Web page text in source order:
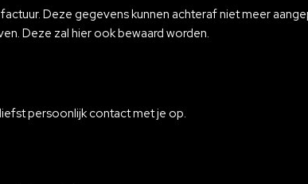
Deze gegevens kunnen achteraf niet meer
Deze zal hier ook bewaard worden.
persoonlijk contact met je op.